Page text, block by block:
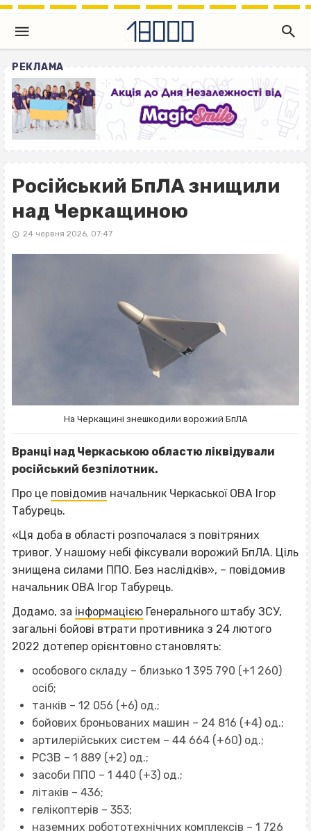
РЕКЛАМА
Російський БпЛА знищили
над Черкащиною
24 червня 2026, 07:47
На Черкащині знешкодили ворожий БпЛА
Вранці над Черкаською областю ліквідували
російський безпілотник.
Про це повідомив начальник Черкаської ОВА Ігор
Табурець.
«Ця доба в області розпочалася з повітряних
тривог. У нашому небі фіксували ворожий БпЛА. Ціль
знищена силами ППО. Без наслідків», – повідомив
начальник ОВА Ігор Табурець.
Додамо, за інформацією Генерального штабу ЗСУ,
загальні бойові втрати противника з 24 лютого
2022 дотепер орієнтовно становлять:
особового складу – близько 1 395 790 (+1 260)
осіб;
танків – 12 056 (+6) од.;
бойових броньованих машин – 24 816 (+4) од.;
артилерійських систем – 44 664 (+60) од.;
РСЗВ – 1 889 (+2) од.;
засоби ППО – 1 440 (+3) од.;
літаків – 436;
гелікоптерів – 353;
наземних робототехнічних комплексів – 1 726